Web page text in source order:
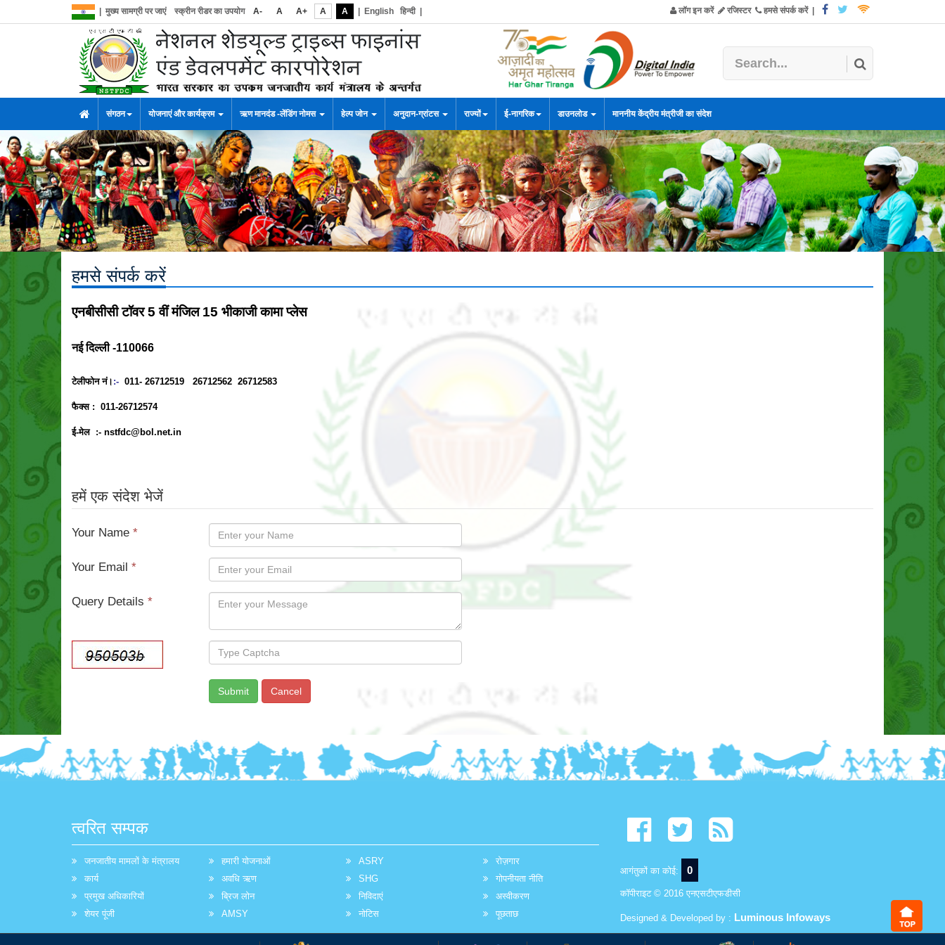
मुख्य सामग्री पर जाएं स्क्रीन रीडर का उपयोग A- A A+ A A English हिन्दी| लॉग इन करें रजिस्टर हमसे संपर्क करें|
संगठन योजनाएं और कार्यक्रम ऋण मानदंड -लेंडिंग नोमस हेल्प जोन अनुदान-ग्रांटस राज्यों ई-नागरिक डाउनलोड माननीय केंद्रीय मंत्रीजी का संदेश
हमसे संपर्क करें
एनबीसीसी टॉवर 5 वीं मंजिल 15 भीकाजी कामा प्लेस
नई दिल्ली -110066
टेलीफोन नं। :- 011- 26712519 26712562 26712583
फैक्स : 011-26712574
ई-मेल :- nstfdc@bol.net.in
हमें एक संदेश भेजें
Your Name *
Your Email *
Query Details *
त्वरित सम्पक
जनजातीय मामलों के मंत्रालय
कार्य
प्रमुख अधिकारियों
शेयर पूंजी
हमारी योजनाओं
अवधि ऋण
ब्रिज लोन
AMSY
ASRY
SHG
निविदाएं
नोटिस
रोज़गार
गोपनीयता नीति
अस्वीकरण
पूछताछ
आगंतुकों का कोई: 0
कॉपीराइट © 2016 एनएसटीएफडीसी
Designed & Developed by : Luminous Infoways